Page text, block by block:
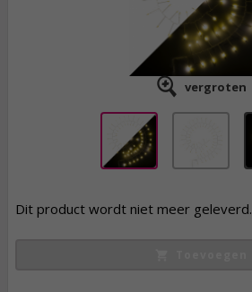
vergroten
Dit product wordt niet meer geleverd.